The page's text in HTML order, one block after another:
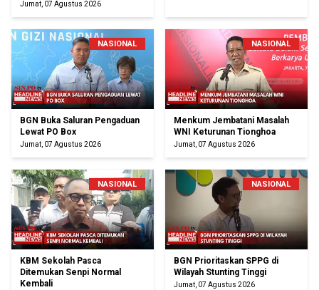
Jumat, 07 Agustus 2026
NASIONAL
BGN Buka Saluran Pengaduan
Lewat PO Box
Jumat, 07 Agustus 2026
NASIONAL
Menkum Jembatani Masalah
WNI Keturunan Tionghoa
Jumat, 07 Agustus 2026
NASIONAL
KBM Sekolah Pasca
Ditemukan Senpi Normal
Kembali
NASIONAL
BGN Prioritaskan SPPG di
Wilayah Stunting Tinggi
Jumat, 07 Agustus 2026